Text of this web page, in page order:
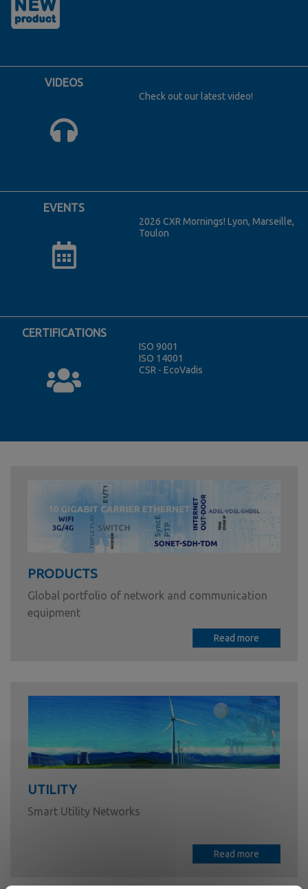
VIDEOS
Check out our latest video!
EVENTS
2026 CXR Mornings! Lyon, Marseille,
Toulon
CERTIFICATIONS
ISO 9001
ISO 14001
CSR - EcoVadis
PRODUCTS
Global portfolio of network and communication
equipment
Read more
UTILITY
Smart Utility Networks
Read more